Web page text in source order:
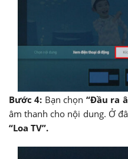
Bước 4: Bạn chọn “Đầu ra
âm thanh cho nội dung. Ở
“Loa TV”.